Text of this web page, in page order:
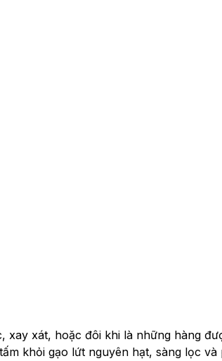
xát, hoặc đôi khi là những hàng
khỏi gạo lứt nguyên hạt, sàng lọc và